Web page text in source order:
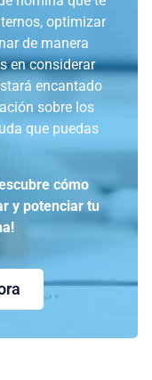
optimizar
de manera
en considerar
encantado
sobre los
que puedas
cómo
y potenciar tu